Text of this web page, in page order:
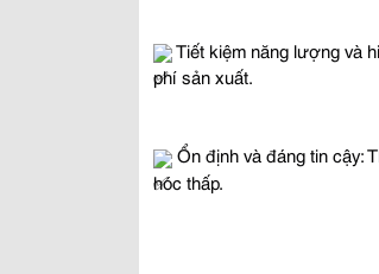
Tiết kiệm năng lượng và
phí sản xuất.
Ổn định và đáng tin cậy:
hóc thấp.